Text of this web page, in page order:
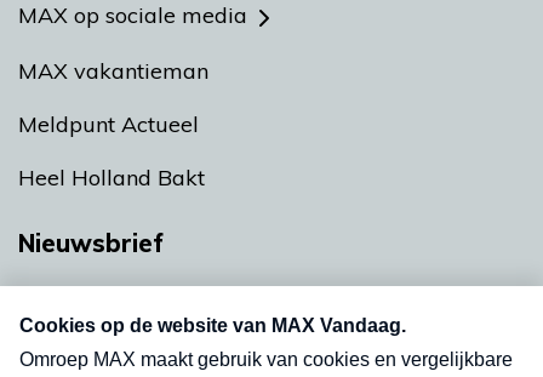
MAX op sociale media
MAX vakantieman
Meldpunt Actueel
Heel Holland Bakt
Nieuwsbrief
nieuwsbrief. Elke vrijdag- en dinsdagochtend in
uw mailbox.